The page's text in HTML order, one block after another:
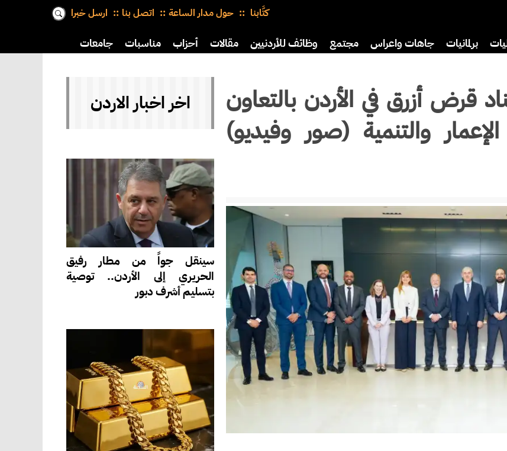
كتَّابنا حول مدار الساعة اتصل بنا ارسل خبرا
برلمانيات جاهات واعراس مجتمع وظائف للأردنيين مقالات أحزاب مناسبات جامعات
قرض أزرق في الأردن بالتعاون
والتنمية (صور وفيديو)
اخر اخبار الاردن
سينقل جواً من مطار رفيق
الحريري إلى الأردن.. توصية
بتسليم أشرف دبور